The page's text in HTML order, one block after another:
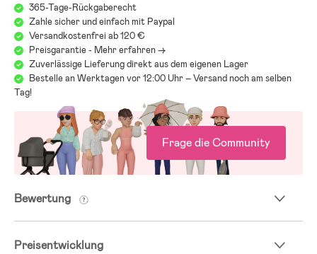
365-Tage-Rückgaberecht
Zahle sicher und einfach mit Paypal
Versandkostenfrei ab 120 €
Preisgarantie - Mehr erfahren ->
Zuverlässige Lieferung direkt aus dem eigenen Lager
Bestelle an Werktagen vor 12:00 Uhr – Versand noch am selben
Tag!
Frage die Community
Bewertung
Preisentwicklung